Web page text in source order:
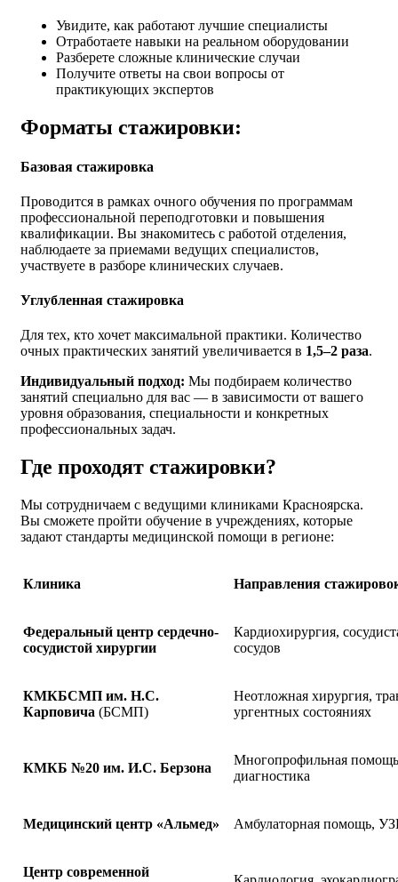
Увидите, как работают лучшие специалисты
Отработаете навыки на реальном оборудовании
Разберете сложные клинические случаи
Получите ответы на свои вопросы от
практикующих экспертов
Форматы стажировки:
Базовая стажировка
Проводится в рамках очного обучения по программам
профессиональной переподготовки и повышения
квалификации. Вы знакомитесь с работой отделения,
наблюдаете за приемами ведущих специалистов,
участвуете в разборе клинических случаев.
Углубленная стажировка
Для тех, кто хочет максимальной практики. Количество
очных практических занятий увеличивается в 1,5–2 раза.
Индивидуальный подход: Мы подбираем количество
занятий специально для вас — в зависимости от вашего
уровня образования, специальности и конкретных
профессиональных задач.
Где проходят стажировки?
Мы сотрудничаем с ведущими клиниками Красноярска.
Вы сможете пройти обучение в учреждениях, которые
задают стандарты медицинской помощи в регионе:
Клиника Направления
Федеральный центр сердечно-
сосудистой хирургии
Кардиохирургия,
сосудов
КМКБСМП им. Н.С.
Карповича (БСМП)
Неотложная хирургия,
ургентных состояниях
КМКБ №20 им. И.С. Берзона
Многопрофильная
диагностика
Медицинский центр «Альмед» Амбулаторная помощь,
Центр современной